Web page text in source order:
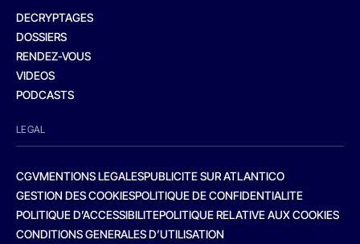
DECRYPTAGES
DOSSIERS
RENDEZ-VOUS
VIDEOS
PODCASTS
LEGAL
CGVMENTIONS LEGALESPUBLICITE SUR ATLANTICO
GESTION DES COOKIESPOLITIQUE DE CONFIDENTIALITE
POLITIQUE D’ACCESSIBILITEPOLITIQUE RELATIVE AUX COOKIES
CONDITIONS GENERALES D’UTILISATION